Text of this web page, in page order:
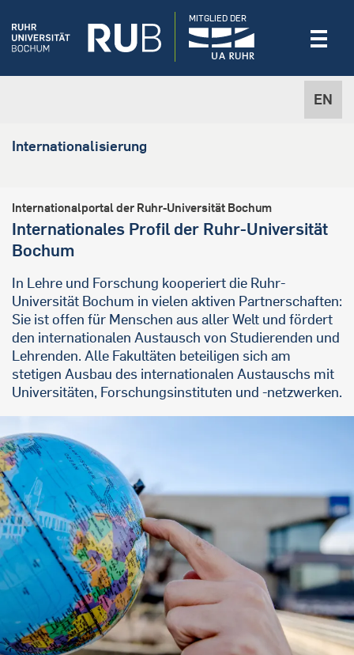
EN
MITGLIED DER
Internationalisierung
Internationalportal der Ruhr-Universität Bochum
Internationales Profil der Ruhr-Universität
Bochum
In Lehre und Forschung kooperiert die Ruhr-
Universität Bochum in vielen aktiven Partnerschaften:
Sie ist offen für Menschen aus aller Welt und fördert
den internationalen Austausch von Studierenden und
Lehrenden. Alle Fakultäten beteiligen sich am
stetigen Ausbau des internationalen Austauschs mit
Universitäten, Forschungsinstituten und -netzwerken.